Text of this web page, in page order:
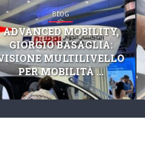
BLOG
ADVANCED MOBILITY,
GIORGIO BASAGLIA:
MULTILIVELLO
PER MOBILITÀ ...